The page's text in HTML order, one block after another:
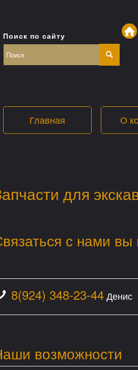
Поиск по сайту
Главная О
для
с нами
8(924) 348-23-44Денис
возможности